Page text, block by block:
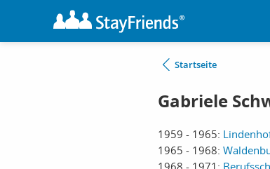
Startseite
Gabriele
1959 - 1965:
1965 - 1968:
1968 - 1971: